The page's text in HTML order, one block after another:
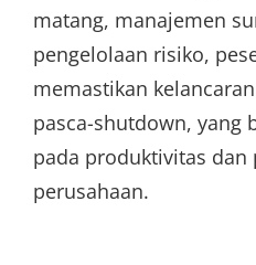
matang, manajemen
pengelolaan risiko,
memastikan
pasca-shutdown, yang
pada produktivitas
perusahaan.